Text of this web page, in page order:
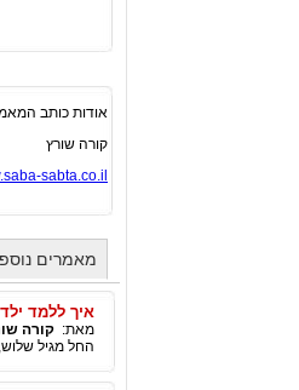
אודות כותב
קורה שורץ
sabta.co.il
מאמרים
איך ללמד
מאת: קורה
החל מגיל